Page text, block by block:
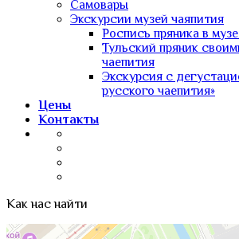
Самовары
Экскурсии музей чаяпития
Роспись пряника в
Тульский пряник
чаепития
Экскурсия с
русского чаепития»
Цены
Контакты
Как нас найти